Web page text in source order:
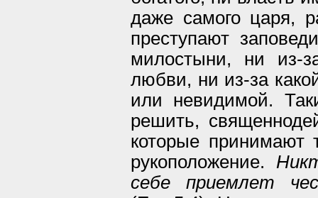
даже самого царя,
преступают
милостыни, ни из-
любви, ни из-за
или невидимой.
решить,
которые принимают
рукоположение.
себе приемлет